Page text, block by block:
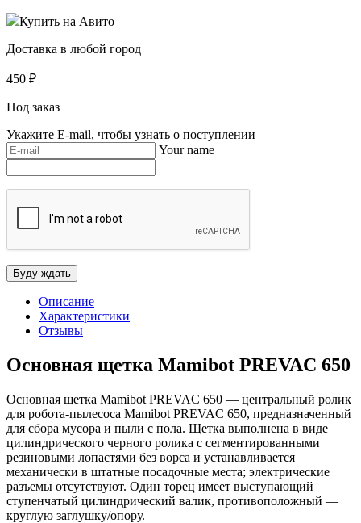
Купить на Авито
Доставка в любой город
450 ₽
Под заказ
Укажите E-mail, чтобы узнать о поступлении
Your name
Описание
Характеристики
Отзывы
Основная щетка Mamibot PREVAC 650
Основная щетка Mamibot PREVAC 650 — центральный ролик
для робота‑пылесоса Mamibot PREVAC 650, предназначенный
для сбора мусора и пыли с пола. Щетка выполнена в виде
цилиндрического черного ролика с сегментированными
резиновыми лопастями без ворса и устанавливается
механически в штатные посадочные места; электрические
разъемы отсутствуют. Один торец имеет выступающий
ступенчатый цилиндрический валик, противоположный —
круглую заглушку/опору.